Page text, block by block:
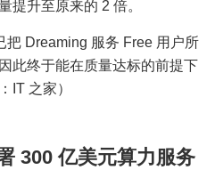
提升至原来的 2 倍。
把 Dreaming 服务 Free 用户所
此终于能在质量达标的前提下
IT 之家）
300 亿美元算力服务